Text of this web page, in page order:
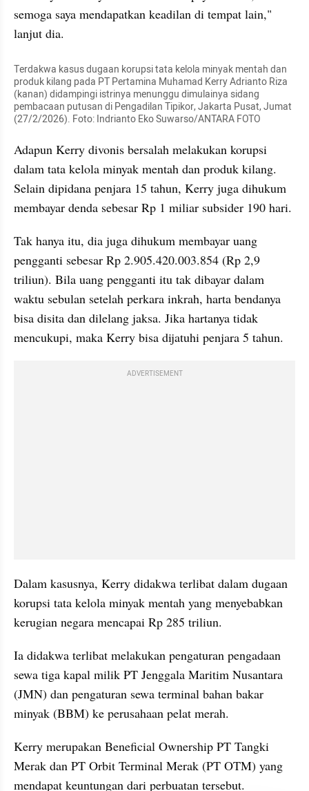
semoga saya mendapatkan keadilan di tempat lain,"
lanjut dia.
Terdakwa kasus dugaan korupsi tata kelola minyak mentah dan
produk kilang pada PT Pertamina Muhamad Kerry Adrianto Riza
(kanan) didampingi istrinya menunggu dimulainya sidang
pembacaan putusan di Pengadilan Tipikor, Jakarta Pusat, Jumat
(27/2/2026). Foto: Indrianto Eko Suwarso/ANTARA FOTO
Adapun Kerry divonis bersalah melakukan korupsi
dalam tata kelola minyak mentah dan produk kilang.
Selain dipidana penjara 15 tahun, Kerry juga dihukum
membayar denda sebesar Rp 1 miliar subsider 190 hari.
Tak hanya itu, dia juga dihukum membayar uang
pengganti sebesar Rp 2.905.420.003.854 (Rp 2,9
triliun). Bila uang pengganti itu tak dibayar dalam
waktu sebulan setelah perkara inkrah, harta bendanya
bisa disita dan dilelang jaksa. Jika hartanya tidak
mencukupi, maka Kerry bisa dijatuhi penjara 5 tahun.
ADVERTISEMENT
Dalam kasusnya, Kerry didakwa terlibat dalam dugaan
korupsi tata kelola minyak mentah yang menyebabkan
kerugian negara mencapai Rp 285 triliun.
Ia didakwa terlibat melakukan pengaturan pengadaan
sewa tiga kapal milik PT Jenggala Maritim Nusantara
(JMN) dan pengaturan sewa terminal bahan bakar
minyak (BBM) ke perusahaan pelat merah.
Kerry merupakan Beneficial Ownership PT Tangki
Merak dan PT Orbit Terminal Merak (PT OTM) yang
mendapat keuntungan dari perbuatan tersebut.